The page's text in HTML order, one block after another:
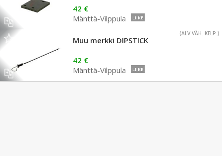
42 €
Mänttä-Vilppula
LIIKE
(ALV VÄH. KELP.)
Muu merkki DIPSTICK
42 €
Mänttä-Vilppula
LIIKE